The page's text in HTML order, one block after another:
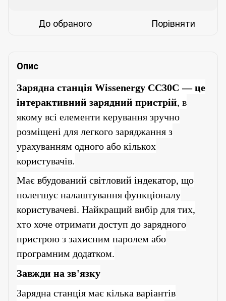
До обраного Порівняти
Опис
Зарядна станція Wissenergy CC30C — це
інтерактивний зарядний пристрій, в
якому всі елементи керування зручно
розміщені для легкого заряджання з
урахуванням одного або кількох
користувачів.
Має вбудований світловий індекатор, що
полегшує налаштування функціоналу
користувачеві. Найкращий вибір для тих,
хто хоче отримати доступ до зарядного
пристрою з захисним паролем або
програмним додатком.
Завжди на зв'язку
Зарядна станція має кілька варіантів